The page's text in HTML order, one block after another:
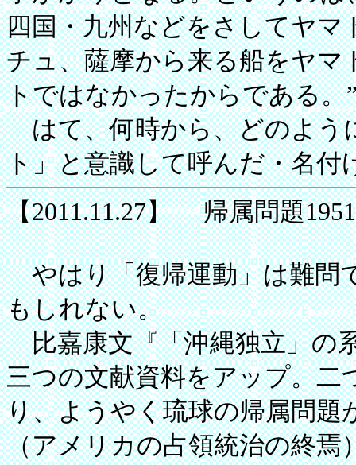
四国・九州などをさしてヤ
チュ、薩摩から来る船をヤ
トではなかったからである
はて、何時から、どのよう
ト」と意識して呼んだ・名付
【2011.11.27】 帰属問題
やはり「復帰運動」は難問
もしれない。
比嘉康文『「沖縄独立」の
三つの文献資料をアップ。二
り、ようやく琉球の帰属問題
（アメリカの占領統治の終焉